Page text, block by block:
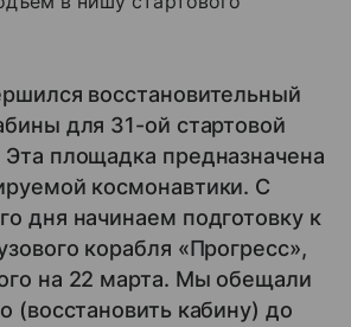
восстановительный
для 31-ой стартовой
площадка предназначена
космонавтики. С
дня начинаем подготовку к
корабля «Прогресс»,
на 22 марта. Мы обещали
(восстановить кабину) до